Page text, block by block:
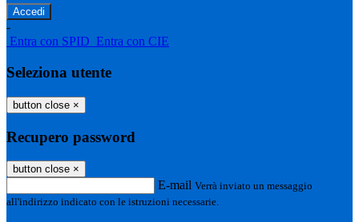
-
Entra con SPID Entra con CIE
Seleziona utente
button close ×
Recupero password
button close ×
E-mail Verrà inviato un messaggio
all'indirizzo indicato con le istruzioni necessarie.